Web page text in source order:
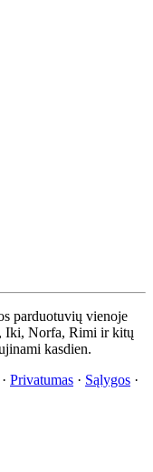
parduotuvių vienoje
Iki, Norfa, Rimi ir kitų
kasdien.
Privatumas · Sąlygos ·